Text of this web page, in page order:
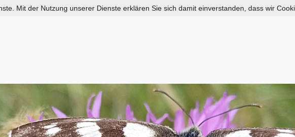
Mit der Nutzung unserer Dienste erklären Sie sich damit einverstanden, dass wir